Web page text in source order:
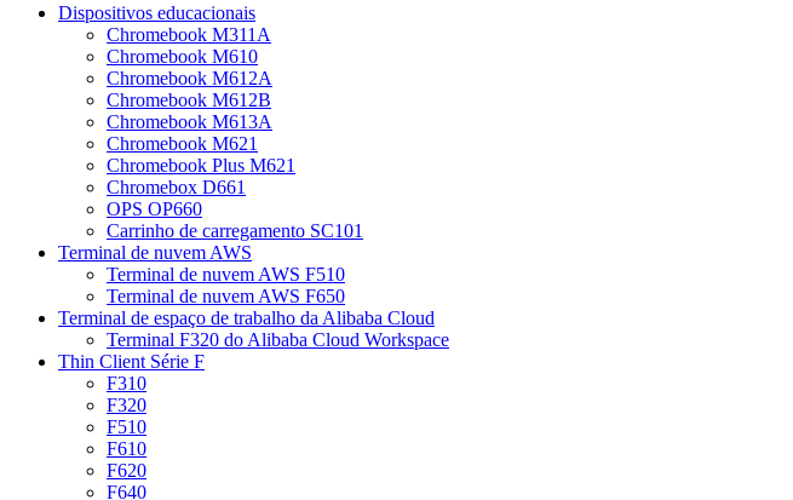
Dispositivos educacionais
Chromebook M311A
Chromebook M610
Chromebook M612A
Chromebook M612B
Chromebook M613A
Chromebook M621
Chromebook Plus M621
Chromebox D661
OPS OP660
Carrinho de carregamento SC101
Terminal de nuvem AWS
Terminal de nuvem AWS F510
Terminal de nuvem AWS F650
Terminal de espaço de trabalho da Alibaba Cloud
Terminal F320 do Alibaba Cloud Workspace
Thin Client Série F
F310
F320
F510
F610
F620
F640